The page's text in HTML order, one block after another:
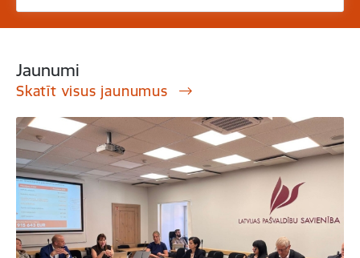
Jaunumi
Skatīt visus jaunumus